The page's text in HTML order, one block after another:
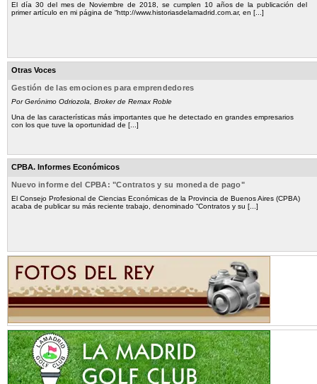
El día 30 del mes de Noviembre de 2018, se cumplen 10 años de la publicación del
primer artículo en mi página de “http://www.historiasdelamadrid.com.ar, en [...]
Otras Voces
Gestión de las emociones para emprendedores
Por Gerónimo Odriozola, Broker de Remax Roble
Una de las características más importantes que he detectado en grandes empresarios
con los que tuve la oportunidad de [...]
CPBA. Informes Económicos
Nuevo informe del CPBA: "Contratos y su moneda de pago"
El Consejo Profesional de Ciencias Económicas de la Provincia de Buenos Aires (CPBA)
acaba de publicar su más reciente trabajo, denominado “Contratos y su [...]